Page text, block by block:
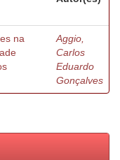
na
Aggio,
Carlos
Eduardo
Gonçalves